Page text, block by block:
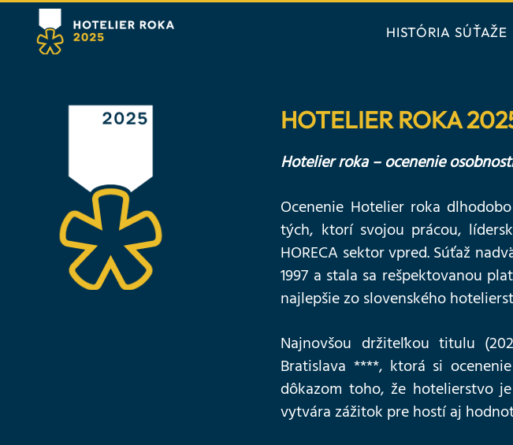
HISTÓRIA SÚŤAŽE
HOTELIER ROKA
Hotelier roka – ocenenie
Ocenenie Hotelier roka
tých, ktorí svojou prácou,
HORECA sektor vpred. Súťaž
1997 a stala sa rešpektovanou
najlepšie zo slovenského
Najnovšou držiteľkou titulu
Bratislava ****, ktorá si
dôkazom toho, že hotelierstvo
vytvára zážitok pre hostí aj